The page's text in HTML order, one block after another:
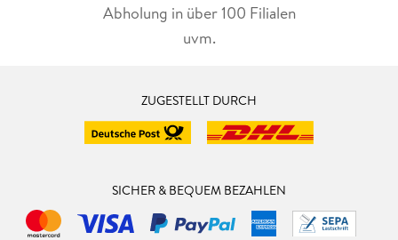
Abholung in über 100 Filialen
uvm.
ZUGESTELLT DURCH
SICHER & BEQUEM BEZAHLEN